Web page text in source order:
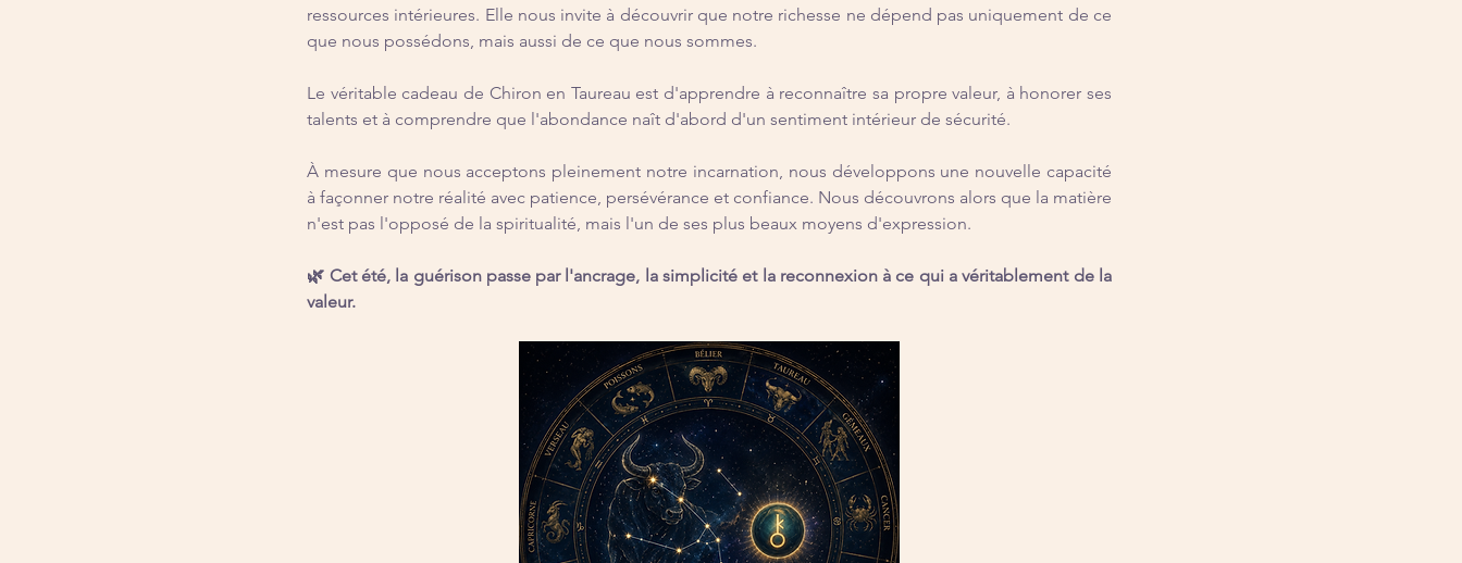
ressources intérieures. Elle nous invite à découvrir que notre richesse ne dépend pas uniquement de ce
que nous possédons, mais aussi de ce que nous sommes.
Le véritable cadeau de Chiron en Taureau est d'apprendre à reconnaître sa propre valeur, à honorer ses
talents et à comprendre que l'abondance naît d'abord d'un sentiment intérieur de sécurité.
À mesure que nous acceptons pleinement notre incarnation, nous développons une nouvelle capacité
à façonner notre réalité avec patience, persévérance et confiance. Nous découvrons alors que la matière
n'est pas l'opposé de la spiritualité, mais l'un de ses plus beaux moyens d'expression.
🌿 Cet été, la guérison passe par l'ancrage, la simplicité et la reconnexion à ce qui a véritablement de la
valeur.